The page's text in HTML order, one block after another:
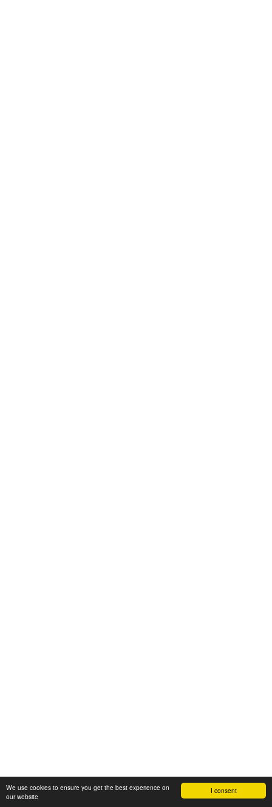
I consent
We use cookies to ensure you get the best experience on
our website